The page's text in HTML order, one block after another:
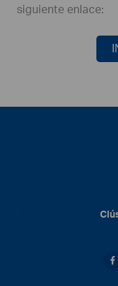
siguiente enlace: